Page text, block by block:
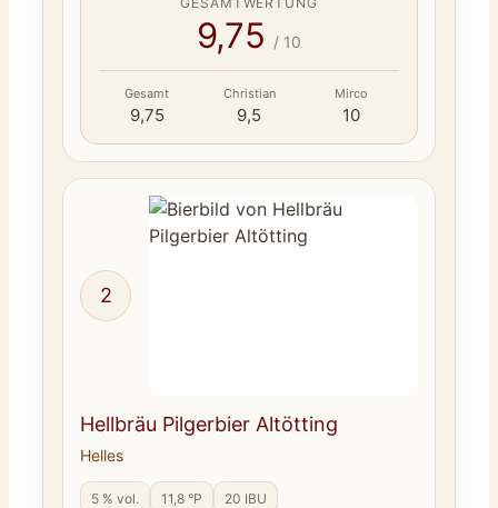
9,75 / 10
Gesamt
9,75
Christian
9,5
Mirco
10
2
Hellbräu Pilgerbier Altötting
Helles
5 % vol. 11,8 °P 20 IBU